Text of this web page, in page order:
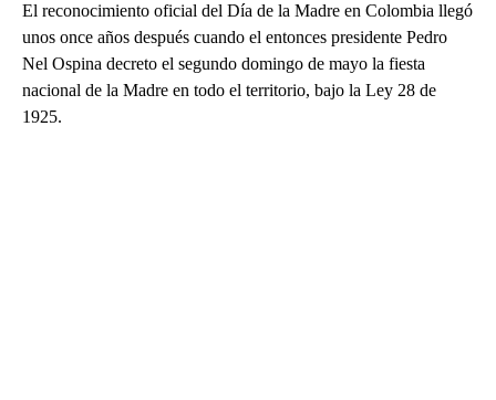
El reconocimiento oficial del Día de la Madre en Colombia llegó
unos once años después cuando el entonces presidente Pedro
Nel Ospina decreto el segundo domingo de mayo la fiesta
nacional de la Madre en todo el territorio, bajo la Ley 28 de
1925.